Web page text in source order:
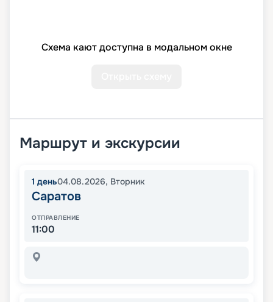
Схема кают доступна в модальном окне
Маршрут и экскурсии
1 день04.08.2026, Вторник
Саратов
ОТПРАВЛЕНИЕ
11:00